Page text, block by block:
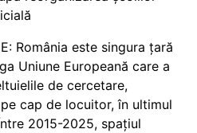
România este singura țară
Uniune Europeană care a
de cercetare,
cap de locuitor, în ultimul
2015-2025, spațiul